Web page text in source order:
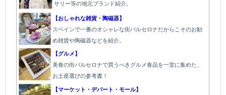
サリー等の地元ブランド紹介。
【おしゃれな雑貨・陶磁器】
スペインで一番のオシャレな街バルセロナだからこそのお勧
め雑貨や陶磁器などを紹介。
【グルメ】
美食の街バルセロナで買うべきグルメ食品を一堂に集めた、
お土産選びの参考書！
【マーケット・デパート・モール】